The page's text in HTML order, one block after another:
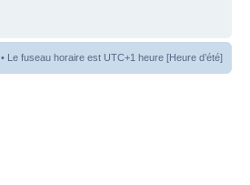
• Le fuseau horaire est UTC+1 heure [Heure d’été]